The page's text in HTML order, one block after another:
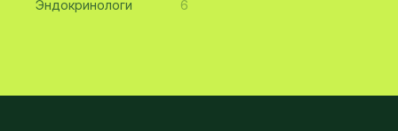
Эндокринологи 6